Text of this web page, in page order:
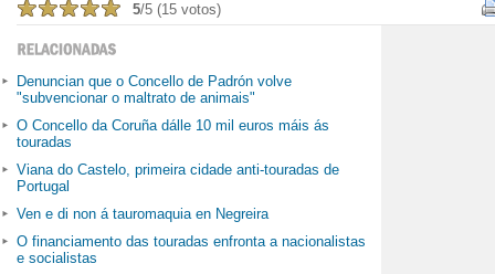
5/5 (15 votos)
Denuncian que o Concello de Padrón volve
"subvencionar o maltrato de animais"
O Concello da Coruña dálle 10 mil euros máis ás
touradas
Viana do Castelo, primeira cidade anti-touradas de
Portugal
Ven e di non á tauromaquia en Negreira
O financiamento das touradas enfronta a nacionalistas
e socialistas